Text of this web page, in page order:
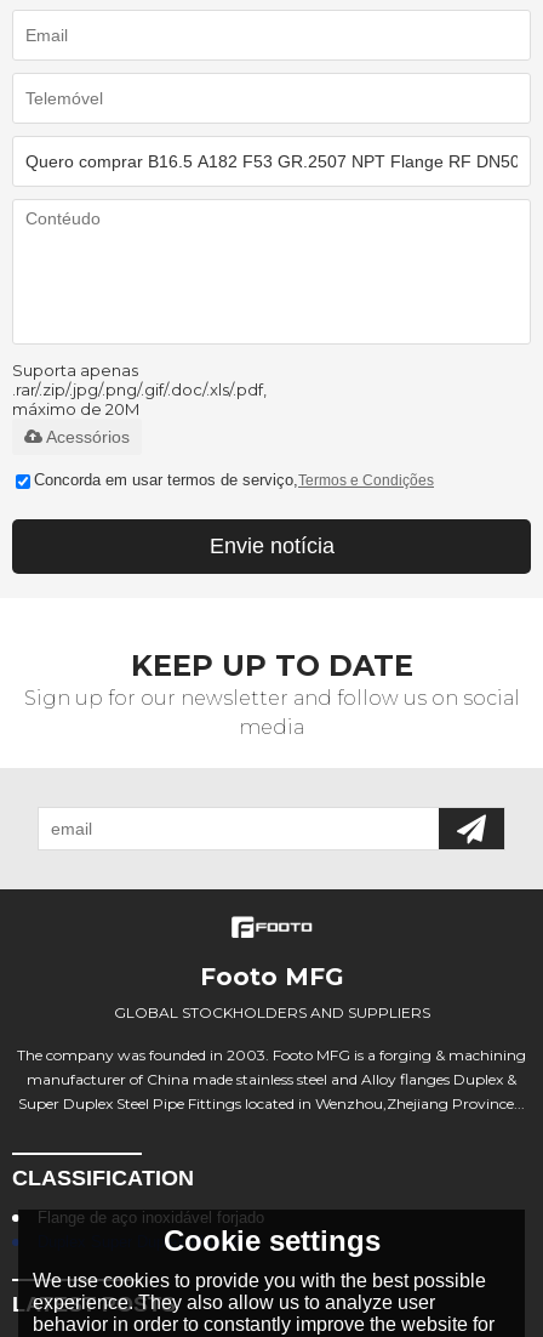
Suporta apenas
.rar/.zip/.jpg/.png/.gif/.doc/.xls/.pdf,
máximo de 20M
Acessórios
Concorda em usar termos de serviço, Termos e Condições
Envie notícia
KEEP UP TO DATE
Sign up for our newsletter and follow us on social
media
Footo MFG
GLOBAL STOCKHOLDERS AND SUPPLIERS
The company was founded in 2003. Footo MFG is a forging & machining
manufacturer of China made stainless steel and Alloy flanges Duplex &
Super Duplex Steel Pipe Fittings located in Wenzhou,Zhejiang Province...
CLASSIFICATION
Flange de aço inoxidável forjado
Duplex Super Duplex Flanges
LATEST POSTS
Cookie settings
We use cookies to provide you with the best possible
experience. They also allow us to analyze user
behavior in order to constantly improve the website for